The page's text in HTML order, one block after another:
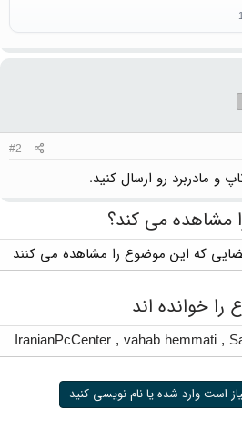
#2
مادربرد رو ارسال کنید.
مشاهده می کند؟
را خوانده اند
,
vahab hemmati
,
IranianPcCenter
است وارد شده یا نام نویسی کنید